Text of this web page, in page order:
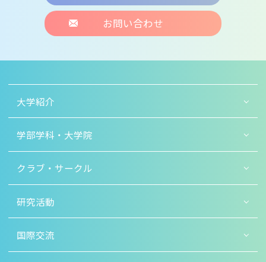
お問い合わせ
大学紹介
学部学科・大学院
クラブ・サークル
研究活動
国際交流